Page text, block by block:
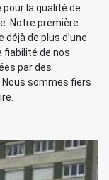
la qualité de
Notre première
de plus d’une
fiabilité de nos
par des
sommes fiers